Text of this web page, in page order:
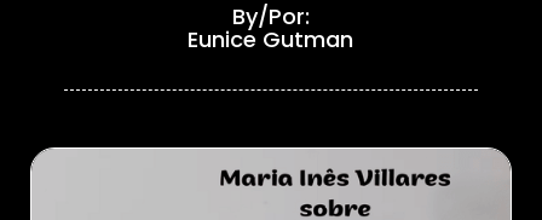
By/Por:
Eunice Gutman